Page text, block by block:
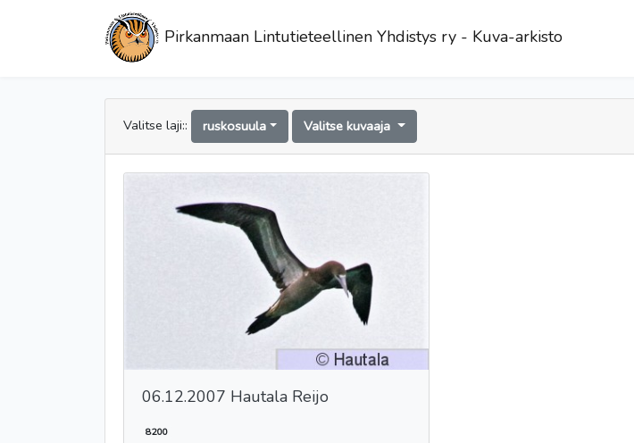
Pirkanmaan Lintutieteellinen Yhdistys ry - Kuva-arkisto
Valitse laji:: ruskosuula Valitse kuvaaja
06.12.2007 Hautala Reijo
8200